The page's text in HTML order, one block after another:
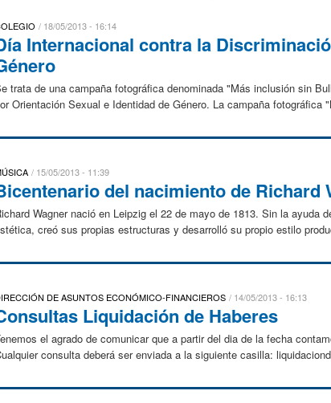
18/05/2013 - 16:14
Internacional contra la
trata de una campaña fotográfica denominada "Más inclusión sin
Orientación Sexual e Identidad de Género. La campaña fotográfica
15/05/2013 - 11:39
del nacimiento de Richard
Wagner nació en Leipzig el 22 de mayo de 1813. Sin la
creó sus propias estructuras y desarrolló su propio estilo
DE ASUNTOS ECONÓMICO-FINANCIEROS 14/05/2013 - 16:13
Liquidación de Haberes
el agrado de comunicar que a partir del dia de la fecha
consulta deberá ser enviada a la siguiente casilla: